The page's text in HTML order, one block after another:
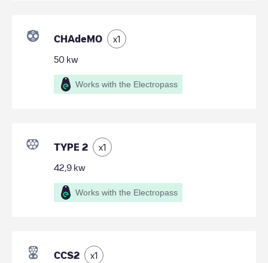
CHAdeMO x1
50 kw
Works with the Electropass
TYPE 2 x1
42,9 kw
Works with the Electropass
CCS2 x1